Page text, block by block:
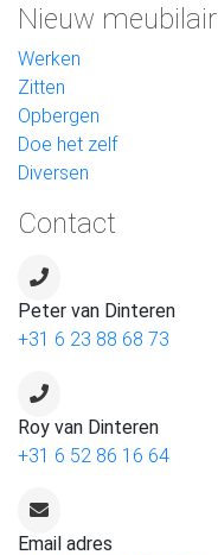
Nieuw meubilair
Werken
Zitten
Opbergen
Doe het zelf
Diversen
Contact
Peter van Dinteren
+31 6 23 88 68 73
Roy van Dinteren
+31 6 52 86 16 64
Email adres